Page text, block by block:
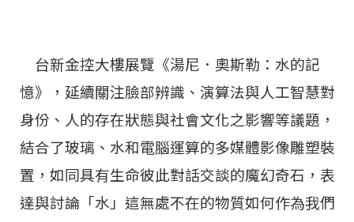
台新金控大樓展覽《湯尼．奧斯勒：水的記
憶》，延續關注臉部辨識、演算法與人工智慧對
身份、人的存在狀態與社會文化之影響等議題，
結合了玻璃、水和電腦運算的多媒體影像雕塑裝
置，如同具有生命彼此對話交談的魔幻奇石，表
達與討論「水」這無處不在的物質如何作為我們